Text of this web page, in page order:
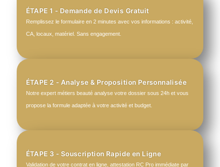
ÉTAPE 1 - Demande de Devis Gratuit
Remplissez le formulaire en 2 minutes avec vos informations : activité,
CA, locaux, matériel. Sans engagement.
ÉTAPE 2 - Analyse & Proposition Personnalisée
Notre expert métiers beauté analyse votre dossier sous 24h et vous
propose la formule adaptée à votre activité et budget.
ÉTAPE 3 - Souscription Rapide en Ligne
Validation de votre contrat en ligne, attestation RC Pro immédiate par